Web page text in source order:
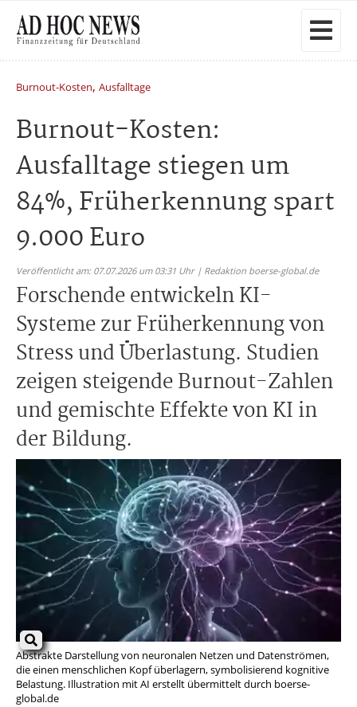
Burnout-Kosten, Ausfalltage
Burnout-Kosten:
Ausfalltage stiegen um
84%, Früherkennung spart
9.000 Euro
Veröffentlicht am: 07.07.2026 um 03:31 Uhr | Redaktion boerse-global.de
Forschende entwickeln KI-
Systeme zur Früherkennung von
Stress und Überlastung. Studien
zeigen steigende Burnout-Zahlen
und gemischte Effekte von KI in
der Bildung.
Abstrakte Darstellung von neuronalen Netzen und Datenströmen,
die einen menschlichen Kopf überlagern, symbolisierend kognitive
Belastung. Illustration mit AI erstellt übermittelt durch boerse-
global.de